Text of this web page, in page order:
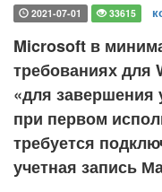
2021-07-01 33615
Microsoft в
требованиях для
«для завершения
при первом
требуется
учетная запись